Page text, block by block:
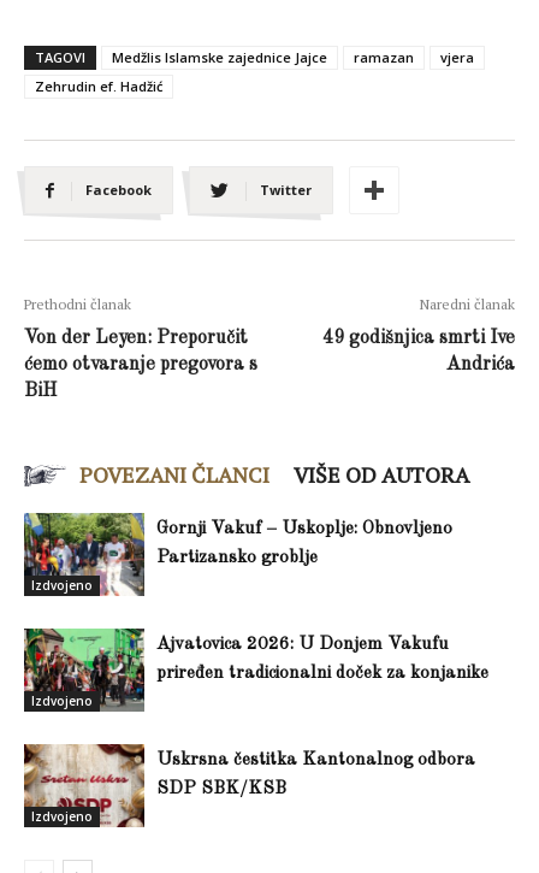
TAGOVI Medžlis Islamske zajednice Jajce ramazan
vjera
Zehrudin ef. Hadžić
Facebook Twitter
Prethodni članak
Von der Leyen: Preporučit
ćemo otvaranje pregovora s
BiH
Naredni članak
49 godišnjica smrti Ive
Andrića
POVEZANI ČLANCI VIŠE OD AUTORA
Izdvojeno
Gornji Vakuf – Uskoplje: Obnovljeno
Partizansko groblje
Izdvojeno
Ajvatovica 2026: U Donjem Vakufu
priređen tradicionalni doček za konjanike
Izdvojeno
Uskrsna čestitka Kantonalnog odbora
SDP SBK/KSB